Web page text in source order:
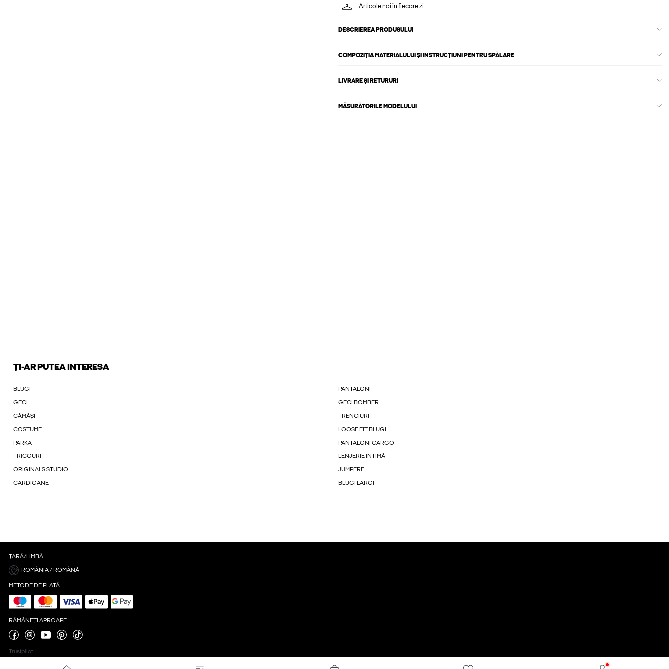
Articole noi în fiecare zi
DESCRIEREA PRODUSULUI
COMPOZIȚIA MATERIALULUI ȘI INSTRUCȚIUNI PENTRU SPĂLARE
LIVRARE ȘI RETURURI
MĂSURĂTORILE MODELULUI
ȚI-AR PUTEA INTERESA
BLUGI PANTALONI
GECI GECI BOMBER
CĂMĂȘI TRENCIURI
COSTUME LOOSE FIT BLUGI
PARKA PANTALONI CARGO
TRICOURI LENJERIE INTIMĂ
ORIGINALS STUDIO JUMPERE
CARDIGANE BLUGI LARGI
ȚARĂ/LIMBĂ
ROMÂNIA / ROMÂNĂ
METODE DE PLATĂ
RĂMÂNEȚI APROAPE
Trustpilot